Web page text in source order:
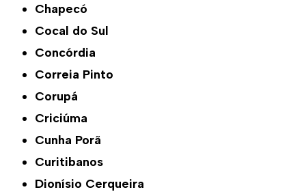
Chapecó
Cocal do Sul
Concórdia
Correia Pinto
Corupá
Criciúma
Cunha Porã
Curitibanos
Dionísio Cerqueira